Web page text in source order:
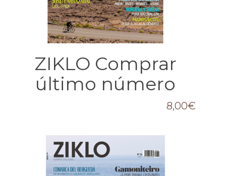
ZIKLO Comprar
último número
8,00€